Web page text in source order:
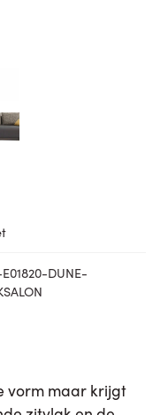
DUNE-
vorm maar krijgt